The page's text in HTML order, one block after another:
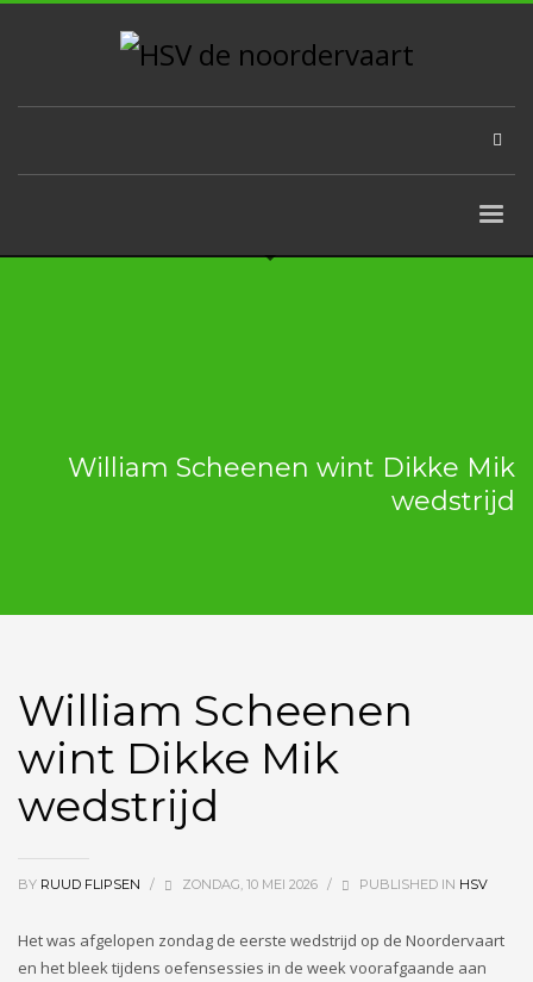
William Scheenen wint Dikke Mik
wedstrijd
William Scheenen
wint Dikke Mik
wedstrijd
BY RUUD FLIPSEN / ZONDAG, 10 MEI 2026 / PUBLISHED IN HSV
Het was afgelopen zondag de eerste wedstrijd op de Noordervaart
en het bleek tijdens oefensessies in de week voorafgaande aan